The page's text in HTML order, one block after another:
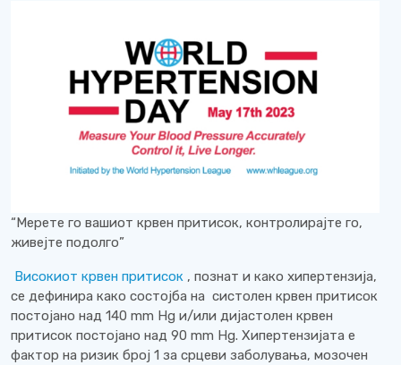
“Мерете го вашиот крвен притисок, контролирајте го,
живејте подолго”
Високиот крвен притисок , познат и како хипертензија,
се дефинира како состојба на систолен крвен притисок
постојано над 140 mm Hg и/или дијастолен крвен
притисок постојано над 90 mm Hg. Хипертензијата е
фактор на ризик број 1 за срцеви заболувања, мозочен